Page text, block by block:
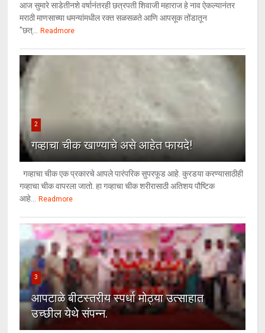
आज सुमारे साडेतीनशे वर्षानंतरही छत्रपती शिवाजी महाराज हे नाव ऐकल्यानंतर
मराठी माणसाच्या धमन्यांमधील रक्त सळसळते आणि आपसूक तोंडातून
"छत्...
Readmore
2
गव्हाचा चीक खाण्याचे असे आहेत फायदे!
गव्हाचा चीक एक प्रकारचे आपले पारंपरिक सुपरफूड आहे. कुरडया करण्यासाठीही
गव्हाचा चीक वापरला जातो. हा गव्हाचा चीक शरीरासाठी अतिशय पौष्टिक
आहे...
Readmore
3
आपटाळे बीटस्तरीय स्पर्धा मोठ्या उत्साहात
उच्छील येथे संपन्न.